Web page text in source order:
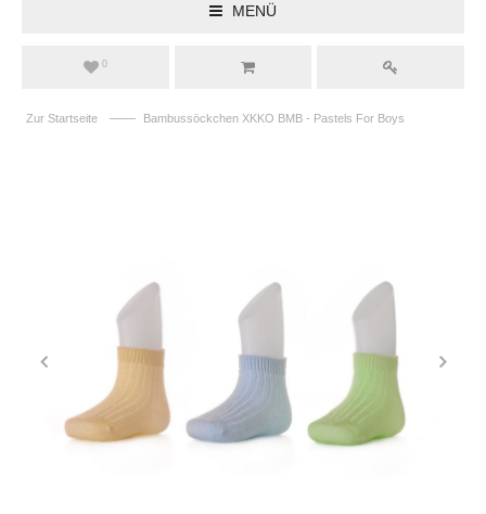
MENÜ
0
Zur Startseite —— Bambussöckchen XKKO BMB - Pastels For Boys